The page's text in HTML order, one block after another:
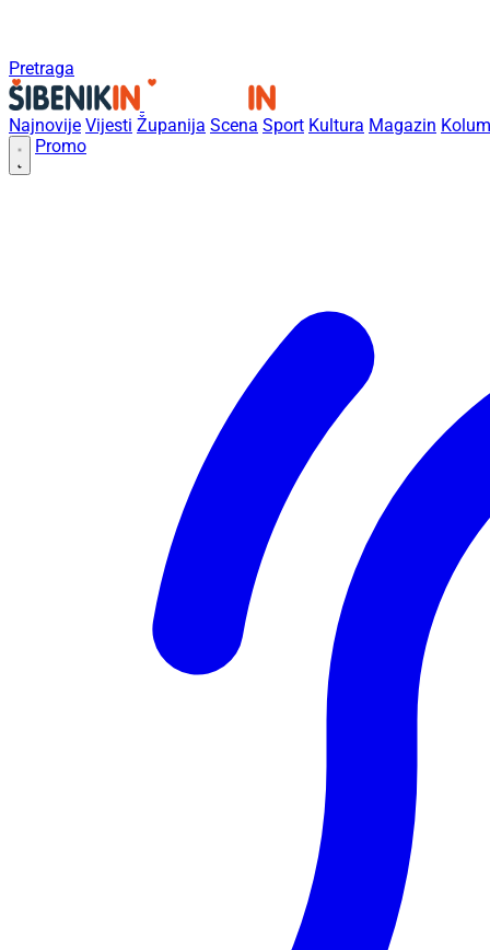
Pretraga
Najnovije Vijesti Županija Scena Sport Kultura Magazin
Promo